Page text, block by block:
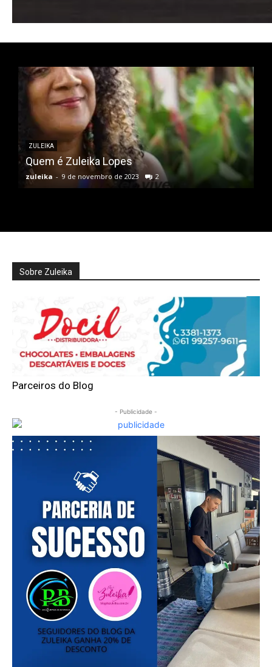
ZULEIKA
Quem é Zuleika Lopes
zuleika - 9 de novembro de 2023 2
Sobre Zuleika
Parceiros do Blog
- Publicidade -